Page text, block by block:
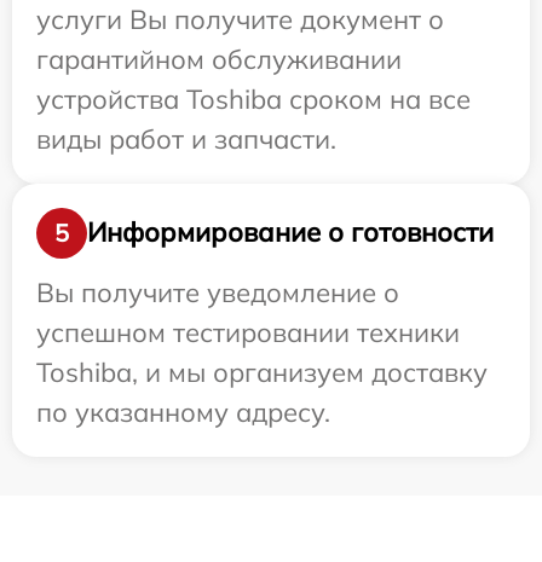
услуги Вы получите документ о
гарантийном обслуживании
устройства Toshiba сроком на все
виды работ и запчасти.
5
Информирование о готовности
Вы получите уведомление о
успешном тестировании техники
Toshiba, и мы организуем доставку
по указанному адресу.